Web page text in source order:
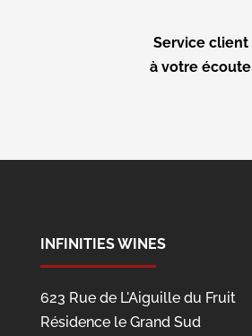
Service client
à votre écoute
INFINITIES WINES
623 Rue de L'Aiguille du Fruit
Résidence le Grand Sud